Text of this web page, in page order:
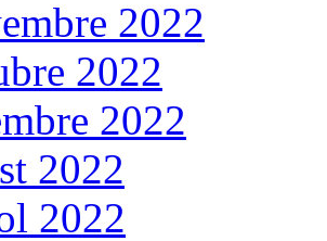
2022
2022
2022
2022
2022